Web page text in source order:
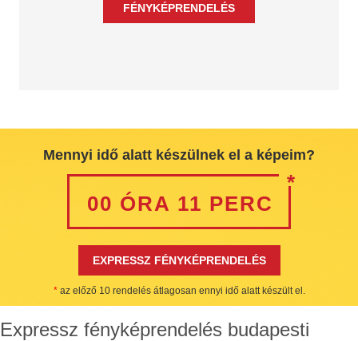
Mennyi idő alatt készülnek el a képeim?
00 ÓRA 11 PERC
*
EXPRESSZ FÉNYKÉPRENDELÉS
*az előző 10 rendelés átlagosan ennyi idő alatt készült el.
Expressz fényképrendelés budapesti